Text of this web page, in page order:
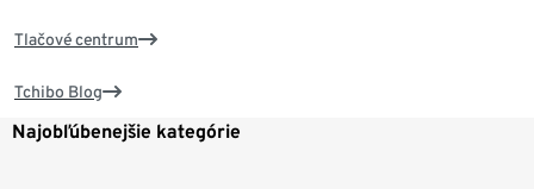
Tlačové centrum
Tchibo Blog
Najobľúbenejšie kategórie